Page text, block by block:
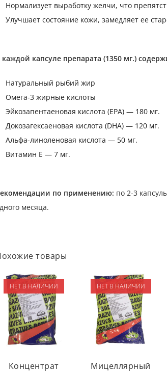
Нормализует выработку желчи, что
Улучшает состояние кожи, замедляет ее
каждой капсуле препарата (1350 мг.)
Натуральный рыбий жир
Омега-3 жирные кислоты
Эйкозапентаеновая кислота (EPA) — 180 мг.
Докозагексаеновая кислота (DHA) — 120 мг.
Альфа-линоленовая кислота — 50 мг.
Витамин Е — 7 мг.
по применению: по 2-3
месяца.
товары
НЕТ В НАЛИЧИИ
Концентрат
НЕТ В НАЛИЧИИ
Мицеллярный